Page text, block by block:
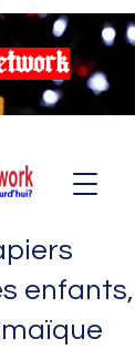
enfants,